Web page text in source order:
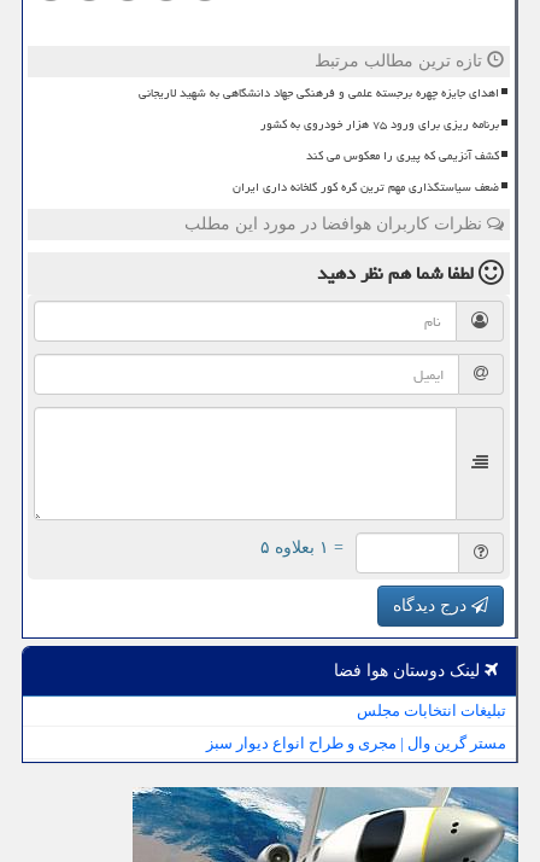
تازه ترین مطالب مرتبط
اهدای جایزه چهره برجسته علمی و فرهنگی جهاد دانشگاهی به شهید لاریجانی
برنامه ریزی برای ورود ۷۵ هزار خودروی به کشور
کشف آنزیمی که پیری را معکوس می کند
ضعف سیاستگذاری مهم ترین گره کور گلخانه داری ایران
نظرات کاربران هوافضا در مورد این مطلب
لطفا شما همنظر دهید
= ۱ بعلاوه ۵
درج دیدگاه
لینک دوستان هوا فضا
تبلیغات انتخابات مجلس
مستر گرین وال | مجری و طراح انواع دیوار سبز